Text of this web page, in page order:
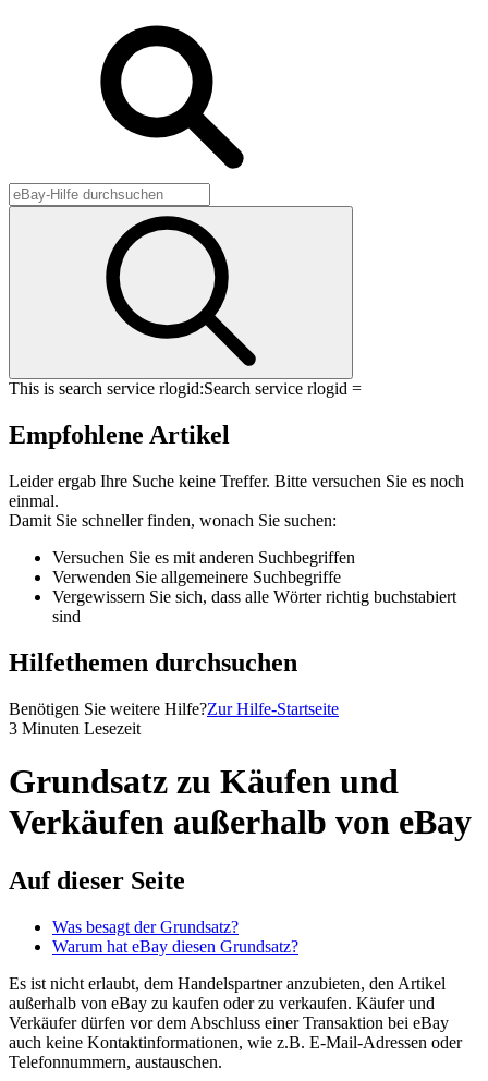
This is search service rlogid:Search service rlogid =
Empfohlene Artikel
Leider ergab Ihre Suche keine Treffer. Bitte versuchen Sie es noch
einmal.
Damit Sie schneller finden, wonach Sie suchen:
Versuchen Sie es mit anderen Suchbegriffen
Verwenden Sie allgemeinere Suchbegriffe
Vergewissern Sie sich, dass alle Wörter richtig buchstabiert
sind
Hilfethemen durchsuchen
Benötigen Sie weitere Hilfe?Zur Hilfe-Startseite
3 Minuten Lesezeit
Grundsatz zu Käufen und
Verkäufen außerhalb von eBay
Auf dieser Seite
Was besagt der Grundsatz?
Warum hat eBay diesen Grundsatz?
Es ist nicht erlaubt, dem Handelspartner anzubieten, den Artikel
außerhalb von eBay zu kaufen oder zu verkaufen. Käufer und
Verkäufer dürfen vor dem Abschluss einer Transaktion bei eBay
auch keine Kontaktinformationen, wie z.B. E-Mail-Adressen oder
Telefonnummern, austauschen.